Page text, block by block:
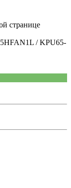
странице
/ KPU65-